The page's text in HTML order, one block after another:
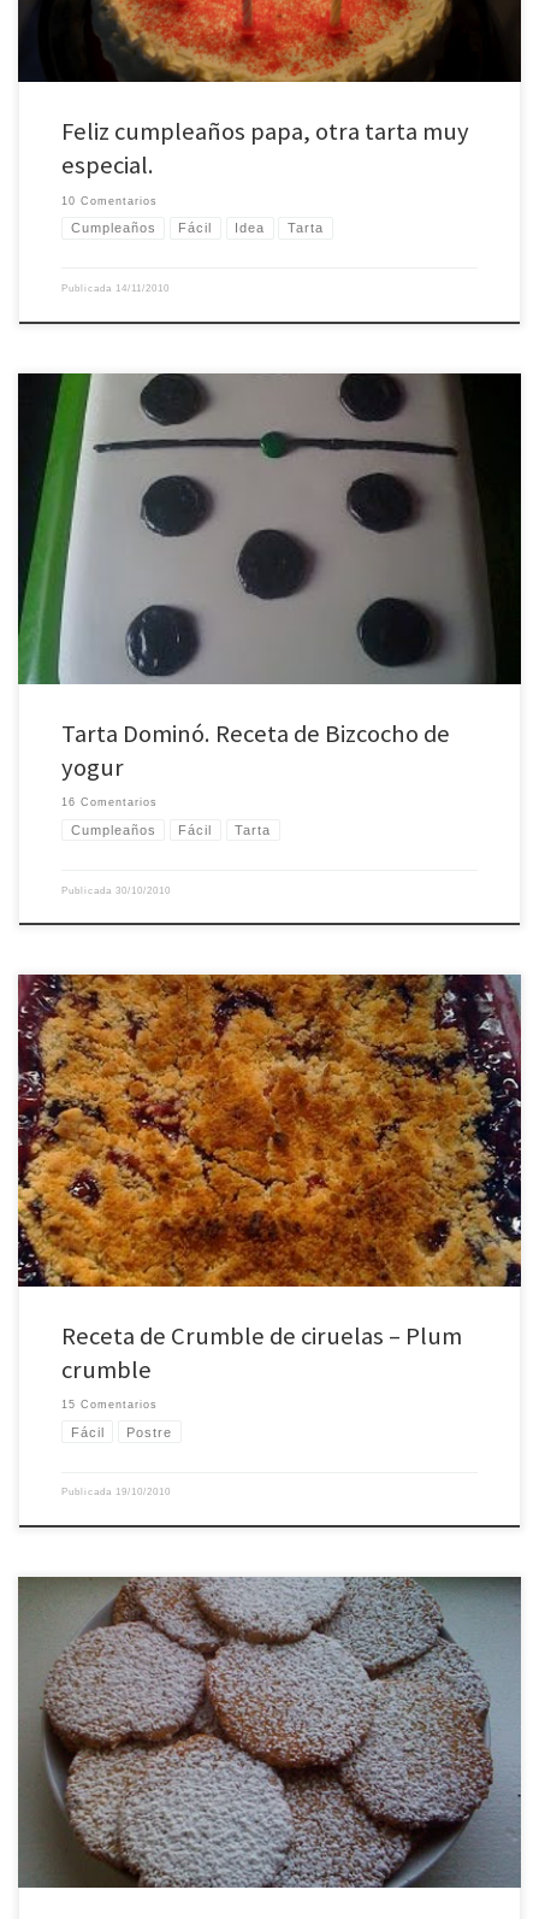
Feliz cumpleaños papa, otra tarta muy
especial.
10 Comentarios
Cumpleaños Fácil Idea Tarta
Publicada 14/11/2010
Esta tarta es muy especial para mí por dos motivos muy importantes: El primer
motivo es que se ha hecho para celebrar el 86 cumpleaños de mi abuelo
Pepe, un hombre que a pesar de su edad y sus limitaciones no ha cerrado los
ojos a lo que ocurre en […]
Tarta Dominó. Receta de Bizcocho de
yogur
16 Comentarios
Cumpleaños Fácil Tarta
Publicada 30/10/2010
No todos los postres han de llevar chocolate, ni debe costar mucho trabajo
hacerlos. Este crumble de ciruelas es muy fácil de hacer y requiere solo de 4
ingredientes. Hasta hace pocos años no me gustaba nada el dulce y
consideraba los postres como un exceso innecesario. En mi mente […]
Receta de Crumble de ciruelas – Plum
crumble
15 Comentarios
Fácil Postre
Publicada 19/10/2010
Últimamente estoy haciendo muchas recetas de un libro que compré en la
liquidación de una librería por 4€ y que me encanta. El libro se llama «Baking:
a commonsense guide», algo así como «Cocinar al horno con sentido
común» publicado por Murdoch Books Australia y que contiene todo tipo
de […]